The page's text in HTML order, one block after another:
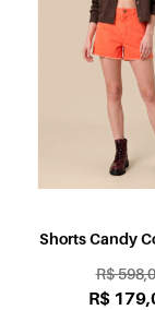
Shorts Candy
R$
R$